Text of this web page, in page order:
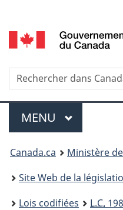
selection
Recherche
Menu
MENU PRINCIPAL
You
are
here:
Canada.ca
Ministère
Site Web de la
Lois codifiées
L.C.